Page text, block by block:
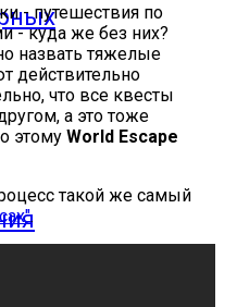
- путешествия по
- куда же без них?
назвать тяжелые
действительно
что все квесты
а это тоже
этому World Escape
такой же самый
.